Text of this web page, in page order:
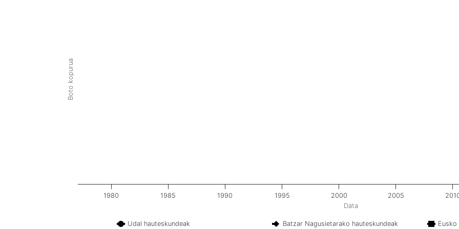
Data
Boto kopurua
Udal hauteskundeak Batzar Nagusietarako hauteskundeak
1980 1985 1990 1995 2000 2005